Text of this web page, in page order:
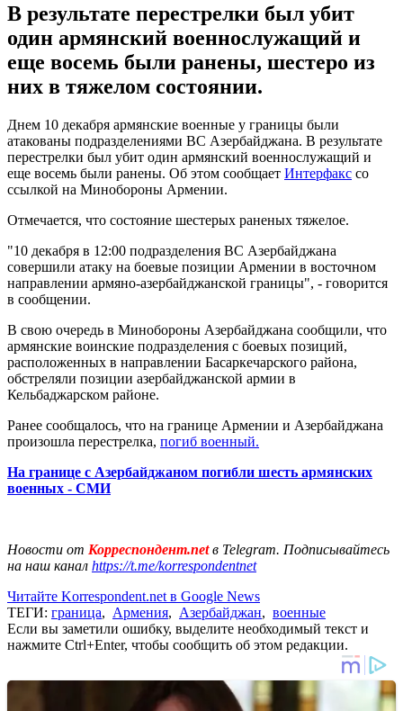
В результате перестрелки был убит
один армянский военнослужащий и
еще восемь были ранены, шестеро из
них в тяжелом состоянии.
Днем 10 декабря армянские военные у границы были
атакованы подразделениями ВС Азербайджана. В результате
перестрелки был убит один армянский военнослужащий и
еще восемь были ранены. Об этом сообщает Интерфакс со
ссылкой на Минобороны Армении.
Отмечается, что состояние шестерых раненых тяжелое.
"10 декабря в 12:00 подразделения ВС Азербайджана
совершили атаку на боевые позиции Армении в восточном
направлении армяно-азербайджанской границы", - говорится
в сообщении.
В свою очередь в Минобороны Азербайджана сообщили, что
армянские воинские подразделения с боевых позиций,
расположенных в направлении Басаркечарского района,
обстреляли позиции азербайджанской армии в
Кельбаджарском районе.
Ранее сообщалось, что на границе Армении и Азербайджана
произошла перестрелка, погиб военный.
На границе с Азербайджаном погибли шесть армянских
военных - СМИ
Новости от Корреспондент.netв Telegram. Подписывайтесь
на наш канал https://t.me/korrespondentnet
Читайте Korrespondent.net в Google News
ТЕГИ: граница, Армения, Азербайджан, военные
Если вы заметили ошибку, выделите необходимый текст и
нажмите Ctrl+Enter, чтобы сообщить об этом редакции.